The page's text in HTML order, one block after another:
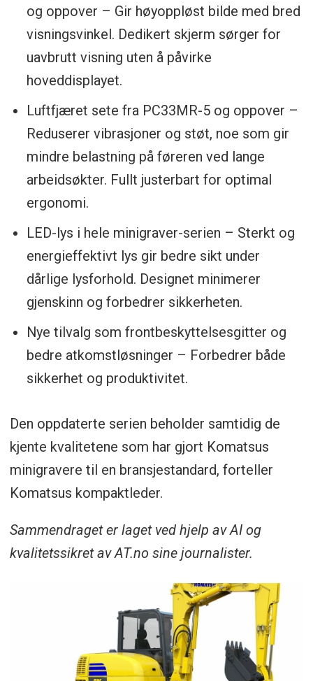
og oppover – Gir høyoppløst bilde med bred
visningsvinkel. Dedikert skjerm sørger for
uavbrutt visning uten å påvirke
hoveddisplayet.
Luftfjæret sete fra PC33MR-5 og oppover –
Reduserer vibrasjoner og støt, noe som gir
mindre belastning på føreren ved lange
arbeidsøkter. Fullt justerbart for optimal
ergonomi.
LED-lys i hele minigraver-serien – Sterkt og
energieffektivt lys gir bedre sikt under
dårlige lysforhold. Designet minimerer
gjenskinn og forbedrer sikkerheten.
Nye tilvalg som frontbeskyttelsesgitter og
bedre atkomstløsninger – Forbedrer både
sikkerhet og produktivitet.
Den oppdaterte serien beholder samtidig de
kjente kvalitetene som har gjort Komatsus
minigravere til en bransjestandard, forteller
Komatsus kompaktleder.
Sammendraget er laget ved hjelp av AI og
kvalitetssikret av AT.no sine journalister.